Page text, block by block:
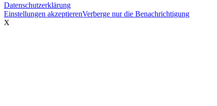
PRESSE
Datenschutzerklärung
Einstellungen akzeptierenVerberge nur die Benachrichtigung
X